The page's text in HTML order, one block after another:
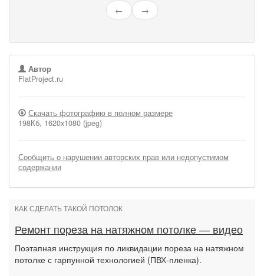
← →
Автор
FlatProject.ru
Скачать фотографию в полном размере
198Кб, 1620x1080 (jpeg)
Сообщить о нарушении авторских прав или недопустимом
содержании
КАК СДЕЛАТЬ ТАКОЙ ПОТОЛОК
Ремонт пореза на натяжном потолке — видео
Поэтапная инструкция по ликвидации пореза на натяжном
потолке с гарпунной технологией (ПВХ-пленка).